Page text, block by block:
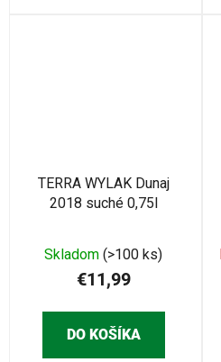
TERRA WYLAK Dunaj
2018 suché 0,75l
Skladom (>100 ks)
€11,99
DO KOŠÍKA